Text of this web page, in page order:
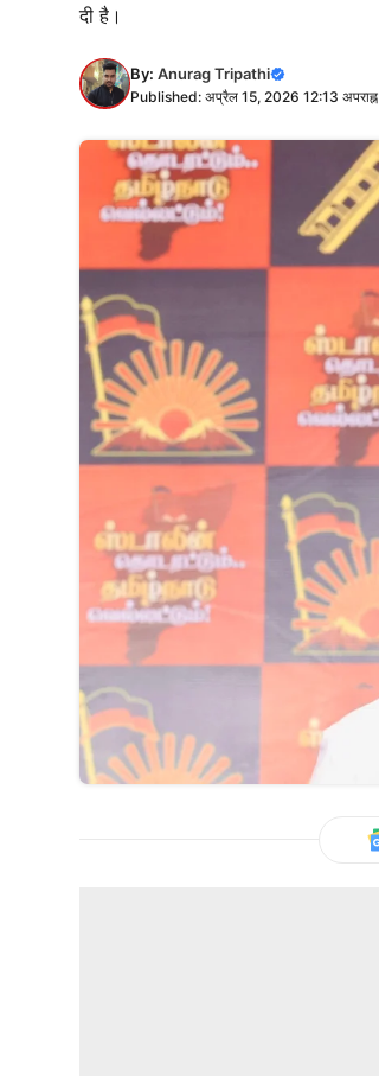
दी है।
By: Anurag Tripathi
Published: अप्रैल 15, 2026 12:13 अपराह्न